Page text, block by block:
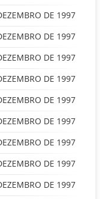
DE 1997
DE 1997
DE 1997
DE 1997
DE 1997
DE 1997
DE 1997
DE 1997
DE 1997